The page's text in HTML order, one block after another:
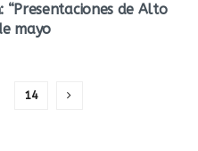
“Presentaciones de Alto
mayo
14